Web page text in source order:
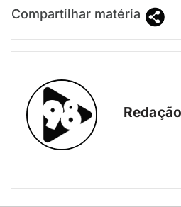
Compartilhar matéria
Redação